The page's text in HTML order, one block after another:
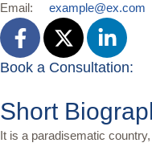
Email: example@ex.com
Book a Consultation:
Short
It is a paradisematic